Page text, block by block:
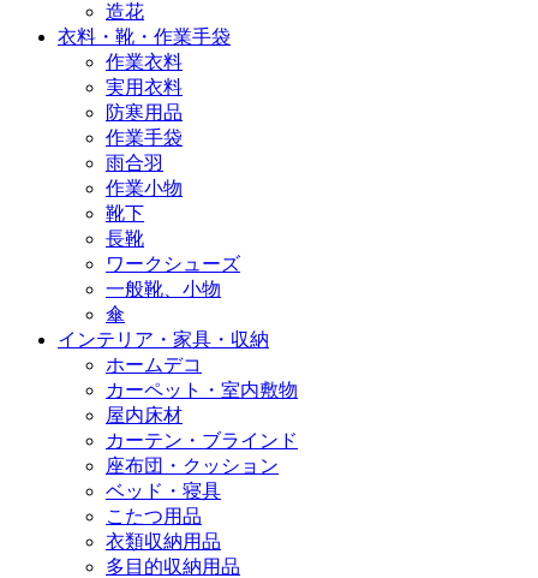
造花
衣料・靴・作業手袋
作業衣料
実用衣料
防寒用品
作業手袋
雨合羽
作業小物
靴下
長靴
ワークシューズ
一般靴、小物
傘
インテリア・家具・収納
ホームデコ
カーペット・室内敷物
屋内床材
カーテン・ブラインド
座布団・クッション
ベッド・寝具
こたつ用品
衣類収納用品
多目的収納用品